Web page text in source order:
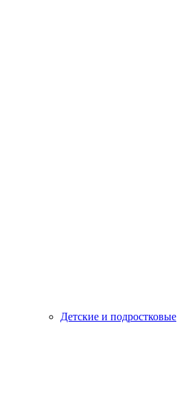
Детские и подростковые